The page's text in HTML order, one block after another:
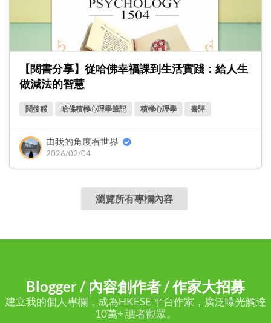
【閱書分享】從哈佛幸福課到生活實踐：給人生
做減法的智慧
閱後感 哈佛積極心理學筆記 積極心理學 書評
由我的角度看世界
2026/02/04
瀏覽所有專欄內容
Blogger / 內容創作者 / 作家大招募
建立我的個人專欄，成為HKESE 平台作家，廣泛曝光觸達
10萬+ 讀者觀眾。